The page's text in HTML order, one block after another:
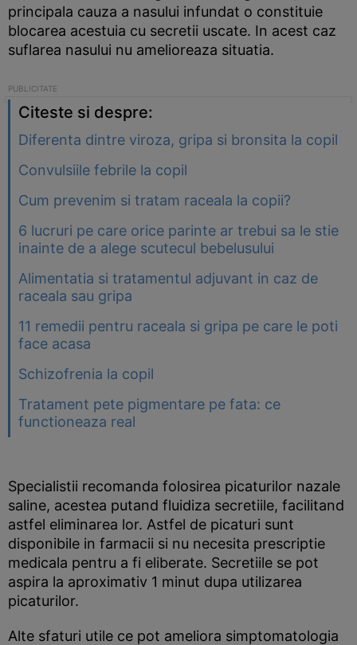
principala cauza a nasului infundat o constituie
blocarea acestuia cu secretii uscate. In acest caz
suflarea nasului nu amelioreaza situatia.
Citeste si despre:
Diferenta dintre viroza, gripa si bronsita la copil
Convulsiile febrile la copil
Cum prevenim si tratam raceala la copii?
6 lucruri pe care orice parinte ar trebui sa le stie
inainte de a alege scutecul bebelusului
Alimentatia si tratamentul adjuvant in caz de
raceala sau gripa
11 remedii pentru raceala si gripa pe care le poti
face acasa
Schizofrenia la copil
Tratament pete pigmentare pe fata: ce
functioneaza real
Specialistii recomanda folosirea picaturilor nazale
saline, acestea putand fluidiza secretiile, facilitand
astfel eliminarea lor. Astfel de picaturi sunt
disponibile in farmacii si nu necesita prescriptie
medicala pentru a fi eliberate. Secretiile se pot
aspira la aproximativ 1 minut dupa utilizarea
picaturilor.
Alte sfaturi utile ce pot ameliora simptomatologia